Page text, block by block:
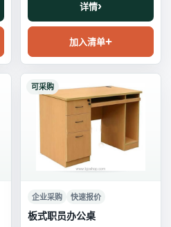
详情
加入清单
可采购
企业采购 快速报价
板式职员办公桌